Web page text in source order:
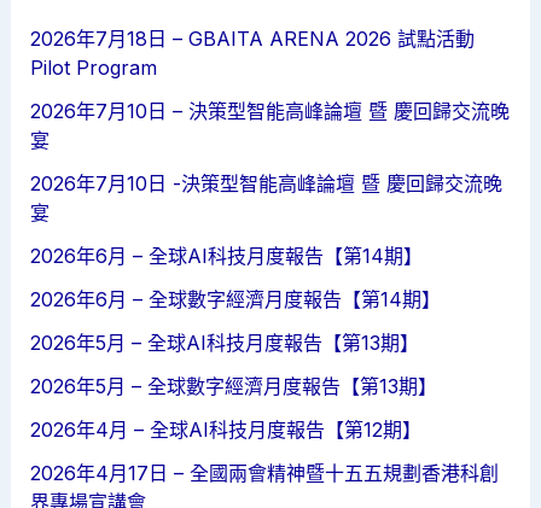
2026年7月18日 – GBAITA ARENA 2026 試點活動
Pilot Program
2026年7月10日 – 決策型智能高峰論壇 暨 慶回歸交流晚
宴
2026年7月10日 -決策型智能高峰論壇 暨 慶回歸交流晚
宴
2026年6月 – 全球AI科技月度報告【第14期】
2026年6月 – 全球數字經濟月度報告【第14期】
2026年5月 – 全球AI科技月度報告【第13期】
2026年5月 – 全球數字經濟月度報告【第13期】
2026年4月 – 全球AI科技月度報告【第12期】
2026年4月17日 – 全國兩會精神暨十五五規劃香港科創
界專場宣講會